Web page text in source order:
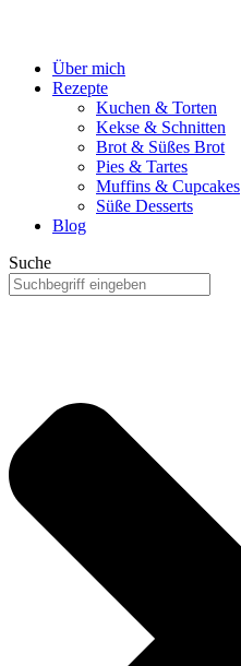
Über mich
Rezepte
Kuchen & Torten
Kekse & Schnitten
Brot & Süßes Brot
Pies & Tartes
Muffins & Cupcakes
Süße Desserts
Blog
Suche